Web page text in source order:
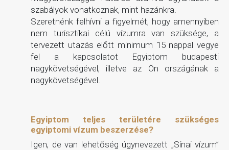
szabályok vonatkoznak, mint hazánkra.
Szeretnénk felhívni a figyelmét, hogy amennyiben
nem turisztikai célú vízumra van szüksége, a
tervezett utazás előtt minimum 15 nappal vegye
fel a kapcsolatot Egyiptom budapesti
nagykövetségével, illetve az Ön országának a
nagykövetségével.
Egyiptom teljes területére szükséges
egyiptomi vízum beszerzése?
Igen, de van lehetőség úgynevezett „Sínai vízum”